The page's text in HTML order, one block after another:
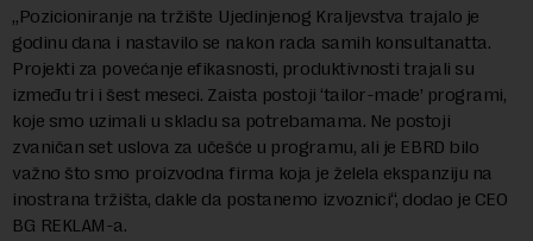
„Pozicioniranje na tržište Ujedinjenog Kraljevstva trajalo je
godinu dana i nastavilo se nakon rada samih konsultanatta.
Projekti za povećanje efikasnosti, produktivnosti trajali su
između tri i šest meseci. Zaista postoji ‘tailor-made’ programi,
koje smo uzimali u skladu sa potrebamama. Ne postoji
zvaničan set uslova za učešće u programu, ali je EBRD bilo
važno što smo proizvodna firma koja je želela ekspanziju na
inostrana tržišta, dakle da postanemo izvoznici“, dodao je CEO
BG REKLAM-a.